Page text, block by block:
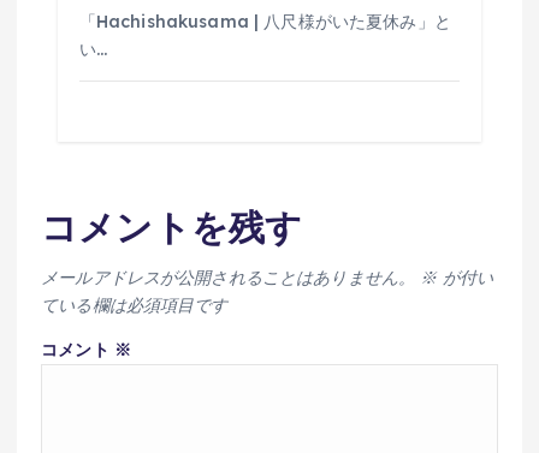
「Hachishakusama | 八尺様がいた夏休み」と
い…
コメントを残す
メールアドレスが公開されることはありません。 ※が付い
ている欄は必須項目です
コメント ※